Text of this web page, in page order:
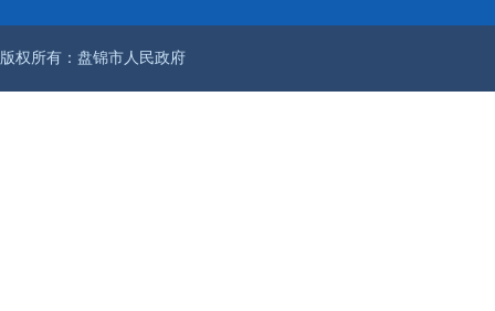
版权所有：盘锦市人民政府